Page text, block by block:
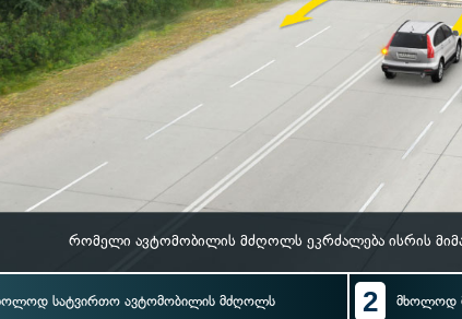
რომელი ავტომობილის მძღოლს ეკრძალება ისრის
სატვირთო ავტომობილის მძღოლს 2 მხოლოდ